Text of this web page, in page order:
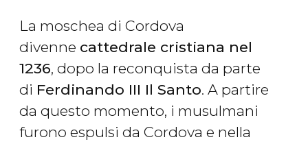
La moschea di Cordova
divenne cattedrale cristiana nel
1236, dopo la reconquista da parte
di Ferdinando III Il Santo. A partire
da questo momento, i musulmani
furono espulsi da Cordova e nella